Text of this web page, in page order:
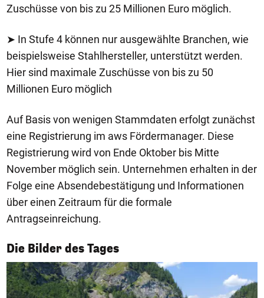
Zuschüsse von bis zu 25 Millionen Euro möglich.
➤ In Stufe 4 können nur ausgewählte Branchen, wie
beispielsweise Stahlhersteller, unterstützt werden.
Hier sind maximale Zuschüsse von bis zu 50
Millionen Euro möglich
Auf Basis von wenigen Stammdaten erfolgt zunächst
eine Registrierung im aws Fördermanager. Diese
Registrierung wird von Ende Oktober bis Mitte
November möglich sein. Unternehmen erhalten in der
Folge eine Absendebestätigung und Informationen
über einen Zeitraum für die formale
Antragseinreichung.
Die Bilder des Tages
1/50